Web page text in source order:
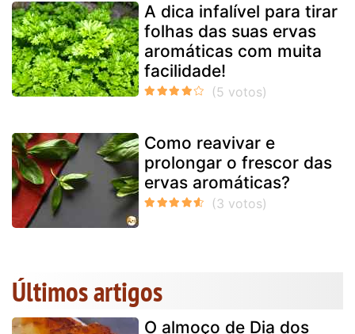
A dica infalível para tirar
folhas das suas ervas
aromáticas com muita
facilidade!
Como reavivar e
prolongar o frescor das
ervas aromáticas?
Últimos artigos
O almoço de Dia dos